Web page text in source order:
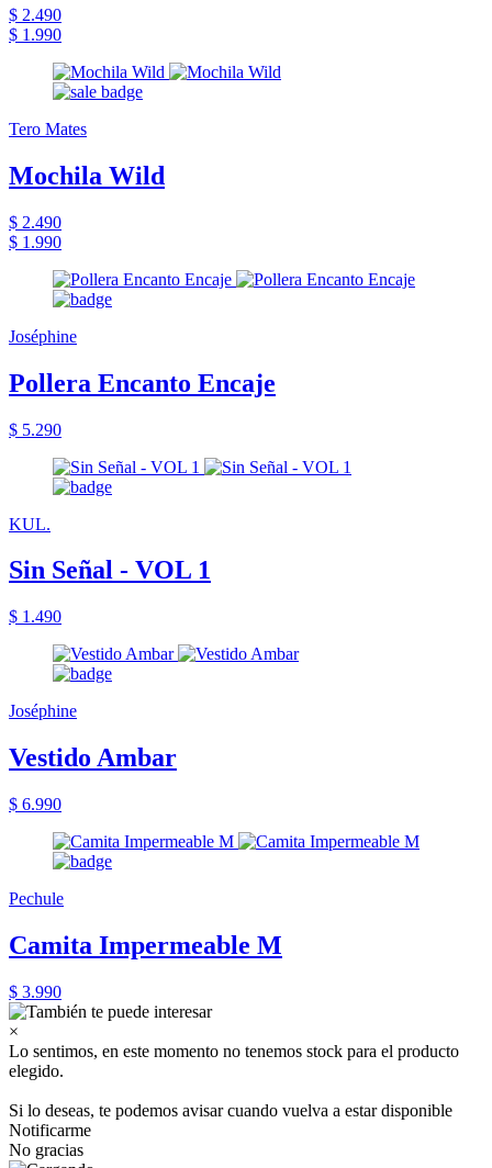
$ 2.490
$ 1.990
Tero Mates
Mochila Wild
$ 2.490
$ 1.990
Joséphine
Pollera Encanto Encaje
$ 5.290
KUL.
Sin Señal - VOL 1
$ 1.490
Joséphine
Vestido Ambar
$ 6.990
Pechule
Camita Impermeable M
$ 3.990
×
Lo sentimos, en este momento no tenemos stock para el producto
elegido.
Si lo deseas, te podemos avisar cuando vuelva a estar disponible
Notificarme
No gracias